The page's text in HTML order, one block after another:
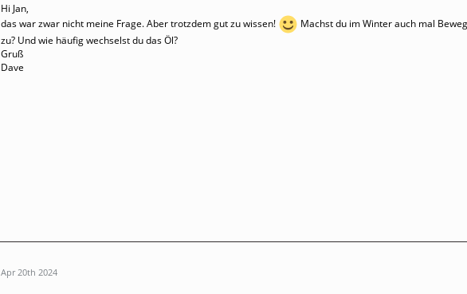
Hi Jan,
das war zwar nicht meine Frage. Aber trotzdem gut zu wissen!
Machst du im Winter auch mal
zu? Und wie häufig wechselst du das Öl?
Gruß
Dave
Apr 20th 2024